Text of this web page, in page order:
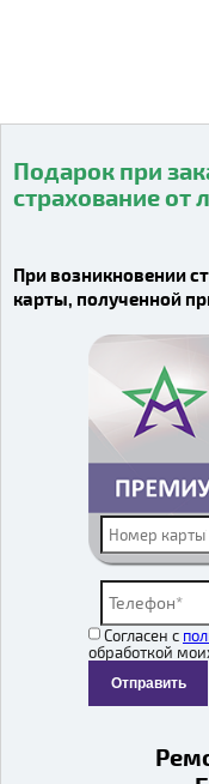
Подарок при
страхование от
При возникновении
карты, полученной
Согласен с
обработкой
Отправить